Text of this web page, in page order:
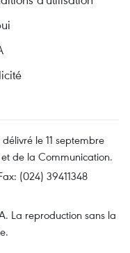
le 11 septembre
de la Communication.
(024) 39411348
La reproduction sans la